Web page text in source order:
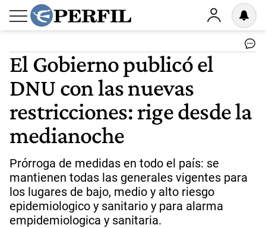
El Gobierno publicó el
DNU con las nuevas
restricciones: rige desde la
medianoche
Prórroga de medidas en todo el país: se
mantienen todas las generales vigentes para
los lugares de bajo, medio y alto riesgo
epidemiologico y sanitario y para alarma
empidemiologica y sanitaria.